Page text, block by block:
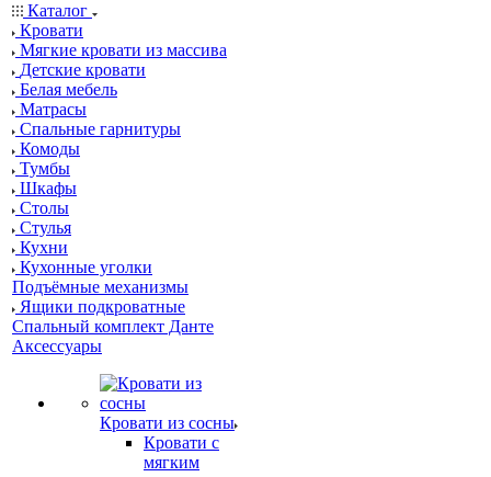
Каталог
Кровати
Мягкие кровати из массива
Детские кровати
Белая мебель
Матрасы
Спальные гарнитуры
Комоды
Тумбы
Шкафы
Столы
Стулья
Кухни
Кухонные уголки
Подъёмные механизмы
Ящики подкроватные
Спальный комплект Данте
Аксессуары
Кровати из сосны
Кровати с
мягким